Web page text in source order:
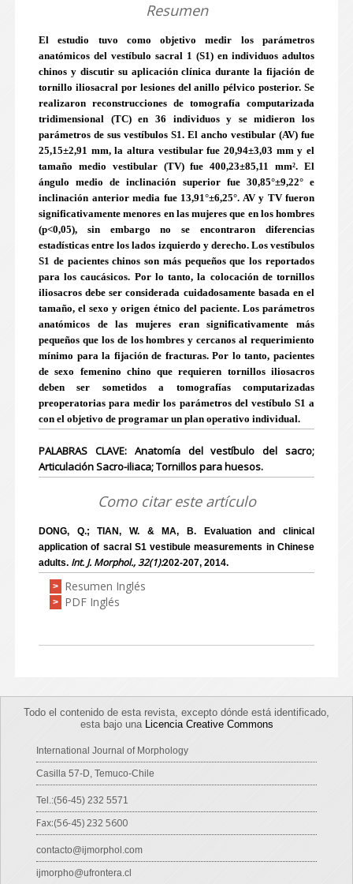
Resumen
El estudio tuvo como objetivo medir los parámetros
anatómicos del vestíbulo sacral 1 (S1) en individuos adultos
chinos y discutir su aplicación clínica durante la fijación de
tornillo iliosacral por lesiones del anillo pélvico posterior. Se
realizaron reconstrucciones de tomografía computarizada
tridimensional (TC) en 36 individuos y se midieron los
parámetros de sus vestíbulos S1. El ancho vestibular (AV) fue
25,15±2,91 mm, la altura vestibular fue 20,94±3,03 mm y el
tamaño medio vestibular (TV) fue 400,23±85,11 mm². El
ángulo medio de inclinación superior fue 30,85°±9,22° e
inclinación anterior media fue 13,91°±6,25°. AV y TV fueron
significativamente menores en las mujeres que en los hombres
(p<0,05), sin embargo no se encontraron diferencias
estadísticas entre los lados izquierdo y derecho. Los vestíbulos
S1 de pacientes chinos son más pequeños que los reportados
para los caucásicos. Por lo tanto, la colocación de tornillos
iliosacros debe ser considerada cuidadosamente basada en el
tamaño, el sexo y origen étnico del paciente. Los parámetros
anatómicos de las mujeres eran significativamente más
pequeños que los de los hombres y cercanos al requerimiento
mínimo para la fijación de fracturas. Por lo tanto, pacientes
de sexo femenino chino que requieren tornillos iliosacros
deben ser sometidos a tomografías computarizadas
preoperatorias para medir los parámetros del vestíbulo S1 a
con el objetivo de programar un plan operativo individual.
PALABRAS CLAVE: Anatomía del vestíbulo del sacro;
Articulación Sacro-iliaca; Tornillos para huesos.
Como citar este artículo
DONG, Q.; TIAN, W. & MA, B. Evaluation and clinical
application of sacral S1 vestibule measurements in Chinese
adults. Int. J. Morphol., 32(1):202-207, 2014.
> Resumen Inglés
> PDF Inglés
Todo el contenido de esta revista, excepto dónde está identificado,
esta bajo una Licencia Creative Commons
International Journal of Morphology
Casilla 57-D, Temuco-Chile
Tel.:(56-45) 232 5571
Fax:(56-45) 232 5600
contacto@ijmorphol.com
ijmorpho@ufrontera.cl